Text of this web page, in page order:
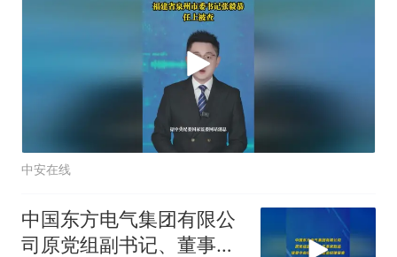
中安在线
中国东方电气集团有限公
司原党组副书记、董事宋